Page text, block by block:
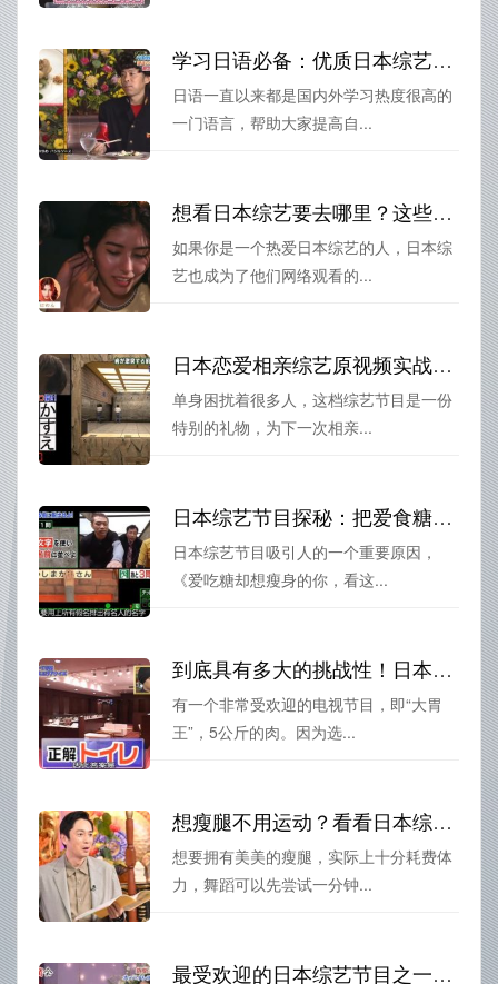
学习日语必备：优质日本综艺听力素材汇总
日语一直以来都是国内外学习热度很高的
一门语言，帮助大家提高自...
想看日本综艺要去哪里？这些免费网站都能满足你的需求
如果你是一个热爱日本综艺的人，日本综
艺也成为了他们网络观看的...
日本恋爱相亲综艺原视频实战解析，让你这周单身不再难
单身困扰着很多人，这档综艺节目是一份
特别的礼物，为下一次相亲...
日本综艺节目探秘：把爱食糖变成瘦身神器，看这个绝妙节目
日本综艺节目吸引人的一个重要原因，
《爱吃糖却想瘦身的你，看这...
到底具有多大的挑战性！日本大胃王节目叫什么？
有一个非常受欢迎的电视节目，即“大胃
王”，5公斤的肉。因为选...
想瘦腿不用运动？看看日本综艺瘦腿舞蹈叫什么就搞定啦
想要拥有美美的瘦腿，实际上十分耗费体
力，舞蹈可以先尝试一分钟...
最受欢迎的日本综艺节目之一——滑道挑战秀